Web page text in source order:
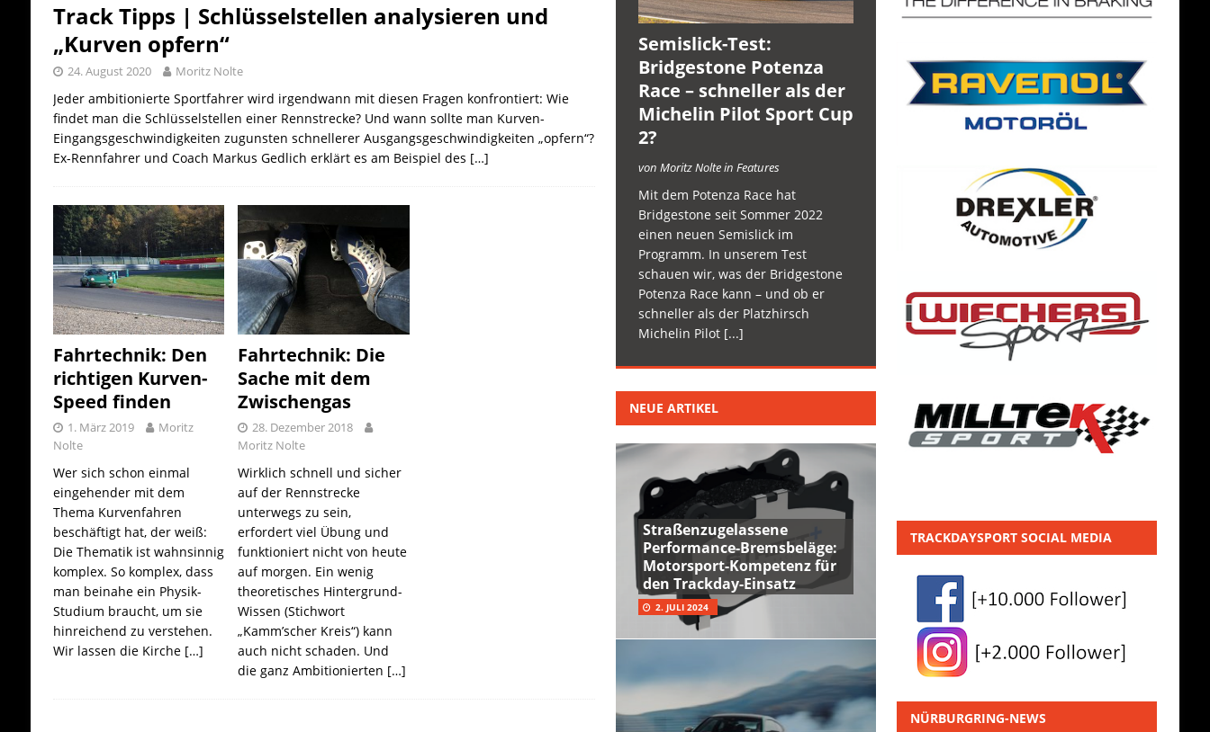
Track Tipps | Schlüsselstellen analysieren und
„Kurven opfern“
24. August 2020 Moritz Nolte
Jeder ambitionierte Sportfahrer wird irgendwann mit diesen Fragen konfrontiert: Wie
findet man die Schlüsselstellen einer Rennstrecke? Und wann sollte man Kurven-
Eingangsgeschwindigkeiten zugunsten schnellerer Ausgangsgeschwindigkeiten „opfern“?
Ex-Rennfahrer und Coach Markus Gedlich erklärt es am Beispiel des […]
Fahrtechnik: Den
richtigen Kurven-
Speed finden
1. März 2019
Moritz
Nolte
Wer sich schon einmal
eingehender mit dem
Thema Kurvenfahren
beschäftigt hat, der weiß:
Die Thematik ist wahnsinnig
komplex. So komplex, dass
man beinahe ein Physik-
Studium braucht, um sie
hinreichend zu verstehen.
Wir lassen die Kirche […]
Fahrtechnik: Die
Sache mit dem
Zwischengas
28. Dezember 2018
Moritz Nolte
Wirklich schnell und sicher
auf der Rennstrecke
unterwegs zu sein,
erfordert viel Übung und
funktioniert nicht von heute
auf morgen. Ein wenig
theoretisches Hintergrund-
Wissen (Stichwort
„Kamm’scher Kreis“) kann
auch nicht schaden. Und
die ganz Ambitionierten […]
Semislick-Test:
Bridgestone Potenza
Race – schneller als der
Michelin Pilot Sport Cup
2?
von Moritz Nolte in Features
Mit dem Potenza Race hat
Bridgestone seit Sommer 2022
einen neuen Semislick im
Programm. In unserem Test
schauen wir, was der Bridgestone
Potenza Race kann – und ob er
schneller als der Platzhirsch
Michelin Pilot [...]
NEUE ARTIKEL
Straßenzugelassene
Performance-Bremsbeläge:
Motorsport-Kompetenz für
den Trackday-Einsatz
2. JULI 2024
TRACKDAYSPORT SOCIAL MEDIA
NÜRBURGRING-NEWS